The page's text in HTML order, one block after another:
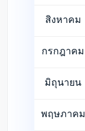
สิงหาคม
กรกฎาคม
มิถุนายน
พฤษภาคม